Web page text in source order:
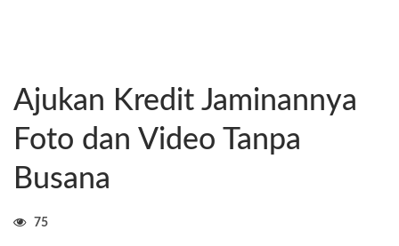
Ajukan Kredit Jaminannya
Foto dan Video Tanpa
Busana
75